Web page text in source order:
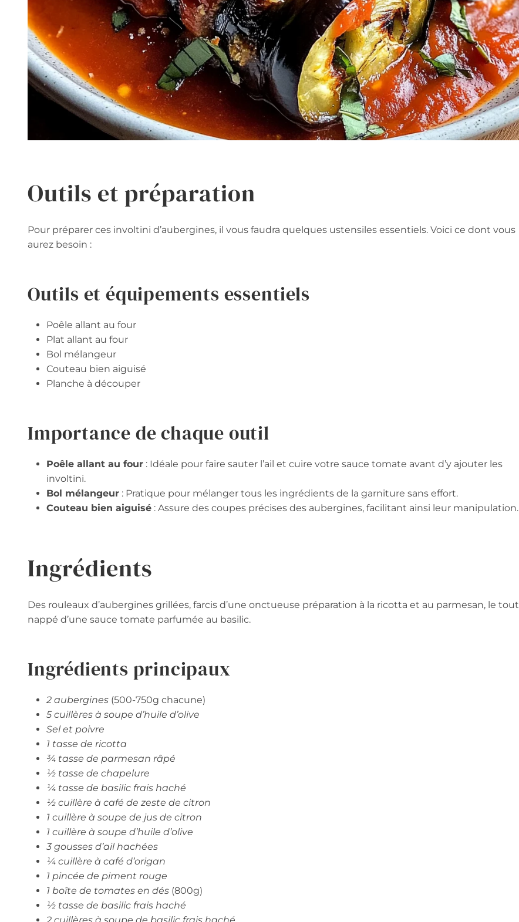
Outils et préparation
Pour préparer ces involtini d’aubergines, il vous faudra quelques ustensiles essentiels. Voici ce dont vous
aurez besoin :
Outils et équipements essentiels
Poêle allant au four
Plat allant au four
Bol mélangeur
Couteau bien aiguisé
Planche à découper
Importance de chaque outil
Poêle allant au four : Idéale pour faire sauter l’ail et cuire votre sauce tomate avant d’y ajouter les
involtini.
Bol mélangeur : Pratique pour mélanger tous les ingrédients de la garniture sans effort.
Couteau bien aiguisé : Assure des coupes précises des aubergines, facilitant ainsi leur manipulation.
Ingrédients
Des rouleaux d’aubergines grillées, farcis d’une onctueuse préparation à la ricotta et au parmesan, le tout
nappé d’une sauce tomate parfumée au basilic.
Ingrédients principaux
2 aubergines (500-750g chacune)
5 cuillères à soupe d’huile d’olive
Sel et poivre
1 tasse de ricotta
¾ tasse de parmesan râpé
½ tasse de chapelure
¼ tasse de basilic frais haché
½ cuillère à café de zeste de citron
1 cuillère à soupe de jus de citron
1 cuillère à soupe d’huile d’olive
3 gousses d’ail hachées
¼ cuillère à café d’origan
1 pincée de piment rouge
1 boîte de tomates en dés (800g)
½ tasse de basilic frais haché